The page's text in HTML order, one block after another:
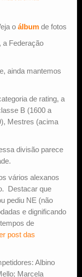
o álbum de fotos
a Federação
ainda mantemos
de rating, a
B (1600 a
Mestres (acima
divisão parece
vários alexanos
Destacar que
pediu NE (não
e dignificando
de
post das
Albino
Marcela